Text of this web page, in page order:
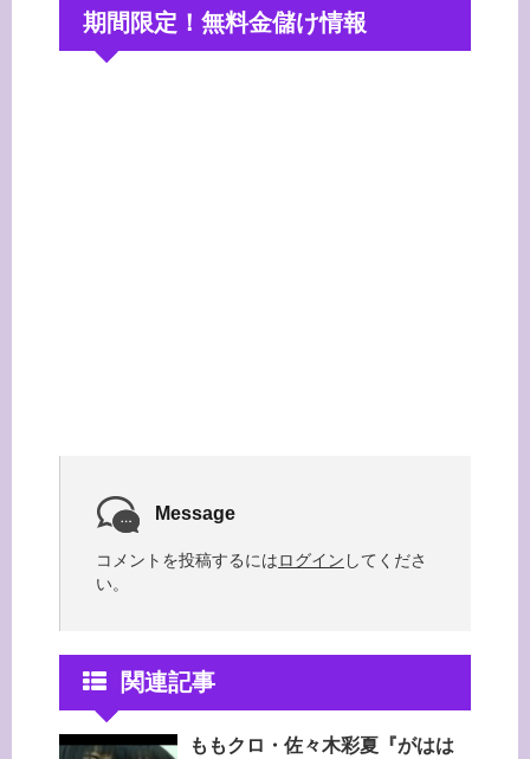
期間限定！無料金儲け情報
Message
コメントを投稿するにはログイン してくださ
い。
関連記事
ももクロ・佐々木彩夏『がはは